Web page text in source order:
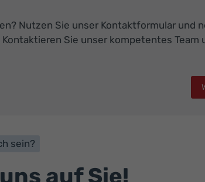
Nutzen Sie unser Kontaktformular
Sie unser kompetentes
sein?
uns auf Sie!